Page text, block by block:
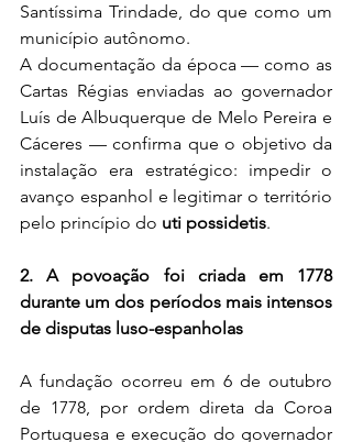
Santíssima Trindade, do que como um
município autônomo.
A documentação da época — como as
Cartas Régias enviadas ao governador
Luís de Albuquerque de Melo Pereira e
Cáceres — confirma que o objetivo da
instalação era estratégico: impedir o
avanço espanhol e legitimar o território
pelo princípio do uti possidetis.
2. A povoação foi criada em 1778
durante um dos períodos mais intensos
de disputas luso-espanholas
A fundação ocorreu em 6 de outubro
de 1778, por ordem direta da Coroa
Portuguesa e execução do governador